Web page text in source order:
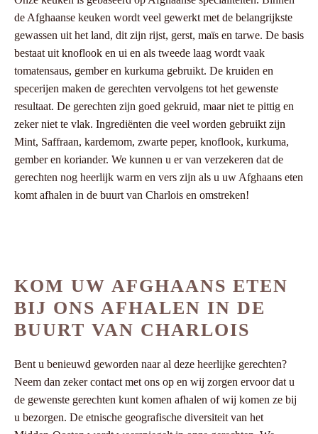
de Afghaanse keuken wordt veel gewerkt met de belangrijkste
gewassen uit het land, dit zijn rijst, gerst, maïs en tarwe. De basis
bestaat uit knoflook en ui en als tweede laag wordt vaak
tomatensaus, gember en kurkuma gebruikt. De kruiden en
specerijen maken de gerechten vervolgens tot het gewenste
resultaat. De gerechten zijn goed gekruid, maar niet te pittig en
zeker niet te vlak. Ingrediënten die veel worden gebruikt zijn
Mint, Saffraan, kardemom, zwarte peper, knoflook, kurkuma,
gember en koriander. We kunnen u er van verzekeren dat de
gerechten nog heerlijk warm en vers zijn als u uw Afghaans eten
komt afhalen in de buurt van Charlois en omstreken!
KOM UW AFGHAANS ETEN
BIJ ONS AFHALEN IN DE
BUURT VAN CHARLOIS
Bent u benieuwd geworden naar al deze heerlijke gerechten?
Neem dan zeker contact met ons op en wij zorgen ervoor dat u
de gewenste gerechten kunt komen afhalen of wij komen ze bij
u bezorgen. De etnische geografische diversiteit van het